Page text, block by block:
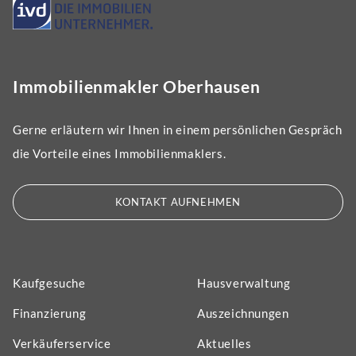
Immobilienmakler Oberhausen
Gerne erläutern wir Ihnen in einem persönlichen Gespräch
die Vorteile eines Immobilienmaklers.
KONTAKT AUFNEHMEN
Kaufgesuche
Finanzierung
Verkäuferservice
Hausverwaltung
Auszeichnungen
Aktuelles